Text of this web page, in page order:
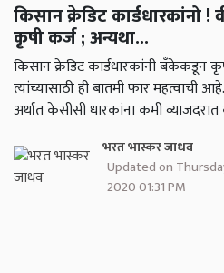
किसान क्रेडिट कार्डधारकांनो
कृषी कर्ज ; अन्यथा...
किसान क्रेडिट कार्डधारकांनी
त्यांच्यासाठी ही बातमी फार महत्वाची
अर्थात केसीसी धारकांना कमी
भरत भास्कर जाधव
Updated on
2020 01:31 PM